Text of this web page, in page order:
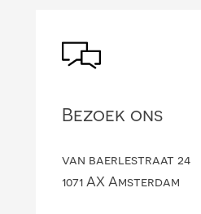
Bezoek ons
van baerlestraat 24
1071 AX Amsterdam